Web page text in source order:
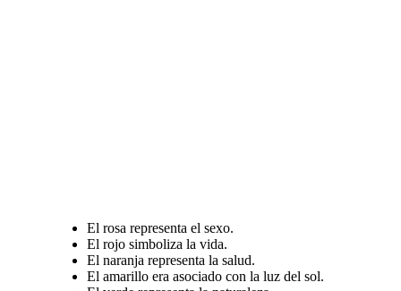
El rosa representa el sexo.
El rojo simboliza la vida.
El naranja representa la salud.
El amarillo era asociado con la luz del sol.